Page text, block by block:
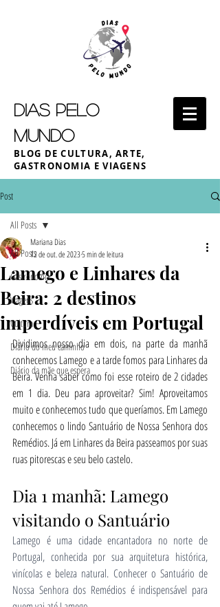
DIAS PELO
MUNDO
BLOG DE CULTURA, ARTE,
GASTRONOMIA E VIAGENS
Post
All Posts
Gastronomia
Viagens
Cultura
Diário do meu caminho
Diário da mãe que espera
All Posts
Lamego e Linhares da
Beira: 2 destinos
imperdíveis em Portugal
Mariana Dias
12 de out. de 20235 min de leitura
Dividimos nosso dia em dois, na parte da manhã
conhecemos Lamego e a tarde fomos para Linhares da
Beira. Venha saber como foi esse roteiro de 2 cidades
em 1 dia. Deu para aproveitar? Sim! Aproveitamos
muito e conhecemos tudo que queríamos. Em Lamego
conhecemos o lindo Santuário de Nossa Senhora dos
Remédios. Já em Linhares da Beira passeamos por suas
ruas pitorescas e seu belo castelo.
Dia 1 manhã: Lamego
visitando o Santuário
Lamego é uma cidade encantadora no norte de
Portugal, conhecida por sua arquitetura histórica,
vinícolas e beleza natural. Conhecer o Santuário de
Nossa Senhora dos Remédios é indispensável para